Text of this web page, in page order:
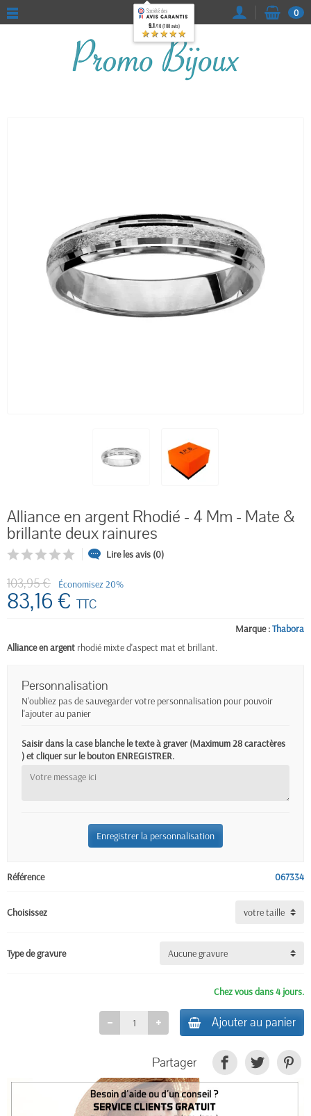
0
Alliance en argent Rhodié - 4 Mm - Mate &
brillante deux rainures
Lire les avis (0)
Marque :Thabora
103,95 € Économisez 20%
83,16 € TTC
Alliance en argent rhodié mixte d'aspect mat et brillant.
Personnalisation
N'oubliez pas de sauvegarder votre personnalisation pour pouvoir
l'ajouter au panier
Saisir dans la case blanche le texte à graver (Maximum 28 caractères
) et cliquer sur le bouton ENREGISTRER.
Enregistrer la personnalisation
Référence 067334
Choisissez
Type de gravure
Chez vous dans 4 jours.
Ajouter au panier
Partager
9.1/10 (108 avis)
★★★★★